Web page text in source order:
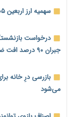
پارادوکس اینترنت
تأمین سرمایه در
سهمیه ارز اربعین ۱۴۰۵ اعلام شد؛ ۲۰۰ هزار دینار برای هر زائر
درخواست
جبران ۹۰ درصد افت ضریب زمان برقراری
بازرسی درِ خانه
می‌شود